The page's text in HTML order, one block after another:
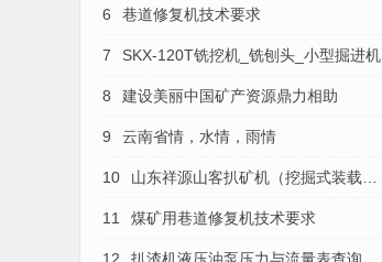
6 巷道修复机技术要求
7 SKX-120T铣挖机_铣刨头_小型掘进机
8 建设美丽中国矿产资源鼎力相助
9 云南省情，水情，雨情
10 山东祥源山客扒矿机（挖掘式装载
机）的维护保养
11 煤矿用巷道修复机技术要求